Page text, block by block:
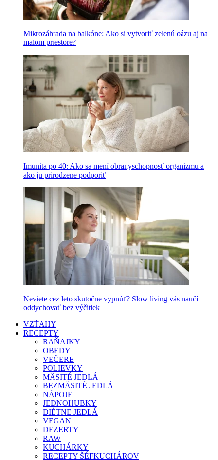
Mikrozáhrada na balkóne: Ako si vytvoriť zelenú oázu aj na
malom priestore?
Imunita po 40: Ako sa mení obranyschopnosť organizmu a
ako ju prirodzene podporiť
Neviete cez leto skutočne vypnúť? Slow living vás naučí
oddychovať bez výčitiek
VZŤAHY
RECEPTY
RAŇAJKY
OBEDY
VEČERE
POLIEVKY
MÄSITÉ JEDLÁ
BEZMÄSITÉ JEDLÁ
NÁPOJE
JEDNOHUBKY
DIÉTNE JEDLÁ
VEGAN
DEZERTY
RAW
KUCHÁRKY
RECEPTY ŠÉFKUCHÁROV